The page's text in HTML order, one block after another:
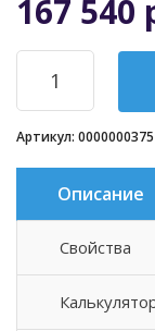
167 540
Артикул:
Описание
Свойства